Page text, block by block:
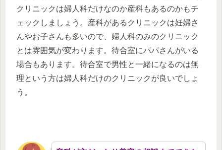
クリニックは婦人科だけなのか産科もあるのかもチ
ェックしましょう。産科があるクリニックは妊婦さ
んやお子さんも多いので、婦人科のみのクリニック
とは雰囲気が変わります。待合室にパパさんがいる
場合もあります。待合室で男性と一緒になるのは無
理という方は婦人科だけのクリニックが良いでしょ
う。